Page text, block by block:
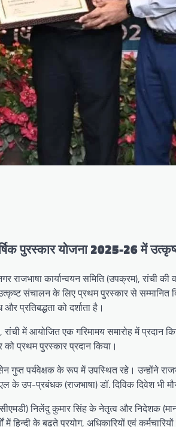
पुरस्कार योजना 2025-26 में
कार्यान्वयन समिति (उपक्रम), रांची की
उत्कृष्ट संचालन के लिए प्रथम पुरस्कार से सम्मानित
प्रतिबद्धता को दर्शाता है।
में आयोजित एक गरिमामय समारोह में प्रदान
प्रथम पुरस्कार प्रदान किया।
पर्यवेक्षक के रूप में उपस्थित रहे। उन्होंने
के उप-प्रबंधक (राजभाषा) डॉ. दिविक दिवेश भी
निलेंदु कुमार सिंह के नेतृत्व और निदेशक (मानव
हिन्दी के बढ़ते प्रयोग, अधिकारियों एवं